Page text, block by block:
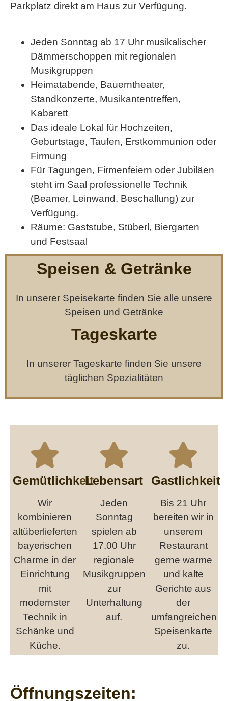
Parkplatz direkt am Haus zur Verfügung.
Jeden Sonntag ab 17 Uhr musikalischer
Dämmerschoppen mit regionalen
Musikgruppen
Heimatabende, Bauerntheater,
Standkonzerte, Musikantentreffen,
Kabarett
Das ideale Lokal für Hochzeiten,
Geburtstage, Taufen, Erstkommunion oder
Firmung
Für Tagungen, Firmenfeiern oder Jubiläen
steht im Saal professionelle Technik
(Beamer, Leinwand, Beschallung) zur
Verfügung.
Räume: Gaststube, Stüberl, Biergarten
und Festsaal
Speisen & Getränke
In unserer Speisekarte finden Sie alle unsere
Speisen und Getränke
Tageskarte
In unserer Tageskarte finden Sie unsere
täglichen Spezialitäten
Gemütlichkeit
Wir
kombinieren
altüberlieferten
bayerischen
Charme in der
Einrichtung
mit
modernster
Technik in
Schänke und
Küche.
Lebensart
Jeden
Sonntag
spielen ab
17.00 Uhr
regionale
Musikgruppen
zur
Unterhaltung
auf.
Gastlichkeit
Bis 21 Uhr
bereiten wir in
unserem
Restaurant
gerne warme
und kalte
Gerichte aus
der
umfangreichen
Speisenkarte
zu.
Öffnungszeiten: